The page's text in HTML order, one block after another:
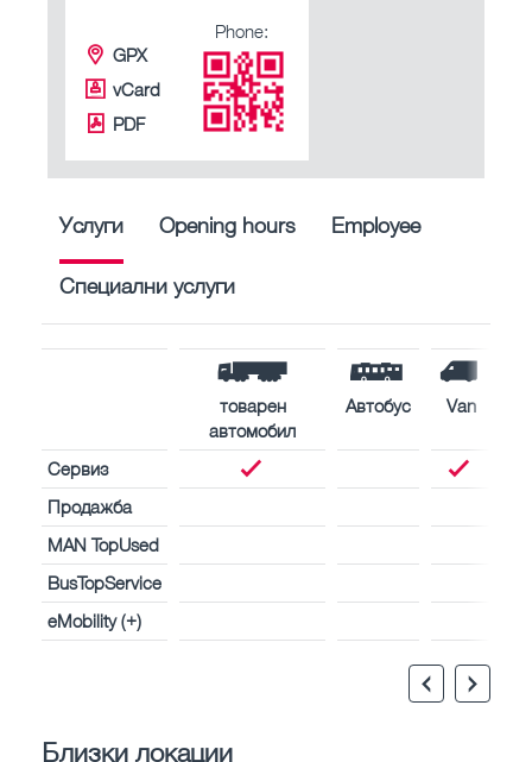
GPX
vCard
PDF
Phone:
Услуги Opening hours Employee
Специални услуги
товарен
автомобил
Автобус Van
Сервиз
Продажба
MAN TopUsed
BusTopService
eMobility (+)
Близки локации